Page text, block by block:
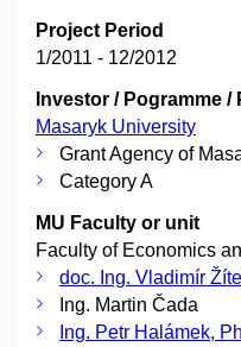
Project Period
1/2011 - 12/2012
Investor / Pogramme /
Masaryk University
Grant Agency of
Category A
MU Faculty or unit
Faculty of Economics
doc. Ing. Vladimír
Ing. Martin Čada
Ing. Petr Halámek,